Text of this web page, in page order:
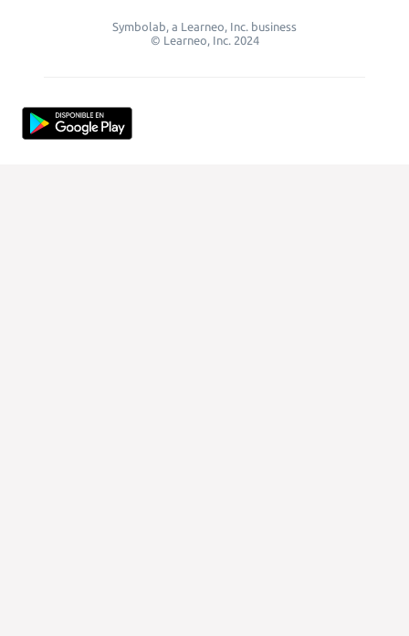
Symbolab, a Learneo, Inc. business
© Learneo, Inc. 2024